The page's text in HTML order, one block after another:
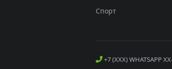
Спорт
+7 (XXX) WHATSAPP